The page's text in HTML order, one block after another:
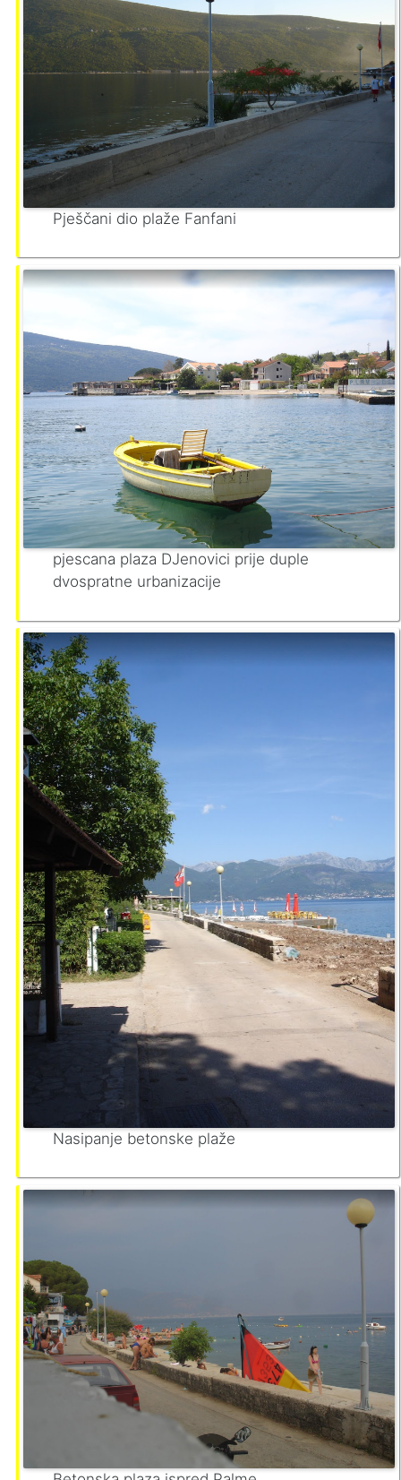
Pješčani dio plaže Fanfani
pjescana plaza DJenovici prije duple
dvospratne urbanizacije
Nasipanje betonske plaže